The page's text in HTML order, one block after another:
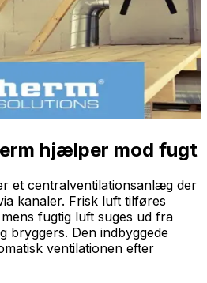
hjælper mod fugt
et centralventilationsanlæg der
kanaler. Frisk luft tilføres
fugtig luft suges ud fra
bryggers. Den indbyggede
ventilationen efter